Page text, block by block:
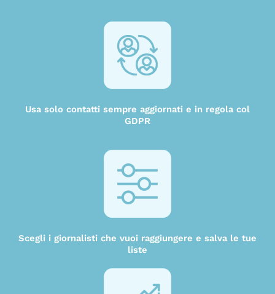
Usa solo contatti sempre aggiornati e in regola col
GDPR
Scegli i giornalisti che vuoi raggiungere e salva le tue
liste